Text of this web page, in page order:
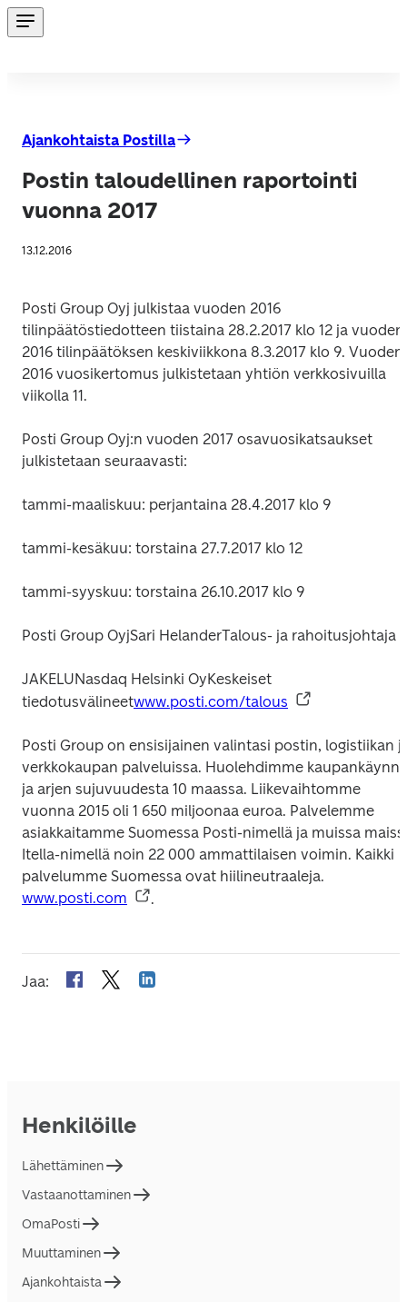
Ajankohtaista Postilla
Postin taloudellinen raportointi
vuonna 2017
13.12.2016
Posti Group Oyj julkistaa vuoden 2016
tilinpäätöstiedotteen tiistaina 28.2.2017 klo 12 ja vuoden
2016 tilinpäätöksen keskiviikkona 8.3.2017 klo 9. Vuoden
2016 vuosikertomus julkistetaan yhtiön verkkosivuilla
viikolla 11.
Posti Group Oyj:n vuoden 2017 osavuosikatsaukset
julkistetaan seuraavasti:
tammi-maaliskuu: perjantaina 28.4.2017 klo 9
tammi-kesäkuu: torstaina 27.7.2017 klo 12
tammi-syyskuu: torstaina 26.10.2017 klo 9
Posti Group OyjSari HelanderTalous- ja rahoitusjohtaja
JAKELUNasdaq Helsinki OyKeskeiset
tiedotusvälineetwww.posti.com/talous
Posti Group on ensisijainen valintasi postin, logistiikan
verkkokaupan palveluissa. Huolehdimme
ja arjen sujuvuudesta 10 maassa. Liikevaihtomme
vuonna 2015 oli 1 650 miljoonaa euroa. Palvelemme
asiakkaitamme Suomessa Posti-nimellä ja muissa
Itella-nimellä noin 22 000 ammattilaisen voimin. Kaikki
www.posti.com
.
Jaa:
Henkilöille
Lähettäminen
Vastaanottaminen
OmaPosti
Muuttaminen
Ajankohtaista